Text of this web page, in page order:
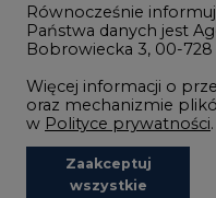
Zielone samorządy
Zielona gospodarka
©2002- 2021 - 2026
Równocześnie
Państwa danych jest
Bobrowiecka 3, 00-728
Więcej informacji o
oraz mechanizmie
w Polityce prywatności.
Zaakceptuj
wszystkie